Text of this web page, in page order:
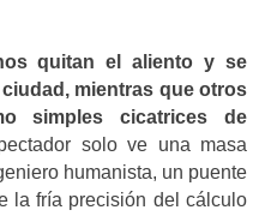
quitan el aliento y se
mientras que otros
simples cicatrices de
solo ve una masa
humanista, un puente
la fría precisión del cálculo